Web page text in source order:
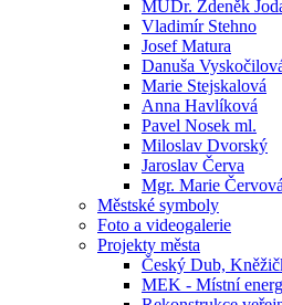
MUDr. Zdeněk
Vladimír Stehno
Josef Matura
Danuša
Marie Stejskalová
Anna Havlíková
Pavel Nosek ml.
Miloslav Dvorský
Jaroslav Červa
Mgr. Marie Červová
Městské symboly
Foto a videogalerie
Projekty města
Český Dub,
MEK - Místní